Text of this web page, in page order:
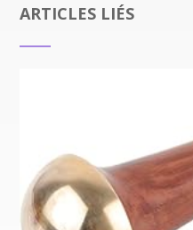
ARTICLES LIÉS